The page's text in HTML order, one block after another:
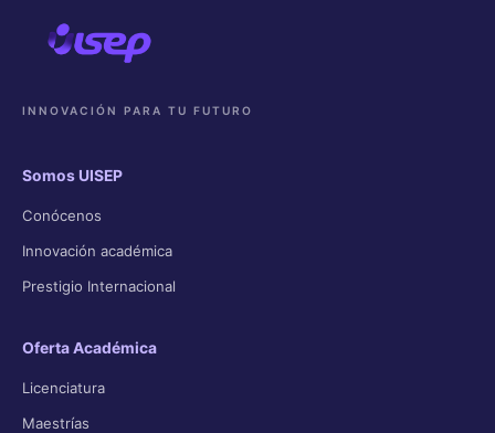
INNOVACIÓN PARA TU FUTURO
Somos UISEP
Conócenos
Innovación académica
Prestigio Internacional
Oferta Académica
Licenciatura
Maestrías